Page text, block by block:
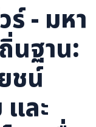
ร์ - มหา
นฐาน:
ชน์
ละ